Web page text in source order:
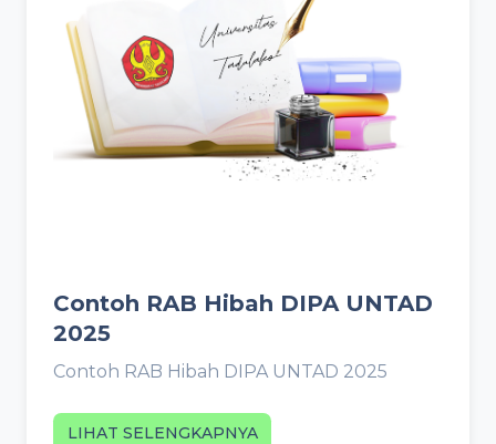
Contoh RAB Hibah DIPA UNTAD
2025
Contoh RAB Hibah DIPA UNTAD 2025
LIHAT SELENGKAPNYA